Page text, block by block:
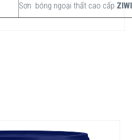
Sơn bóng ngoại thất cao cấp ZIWI